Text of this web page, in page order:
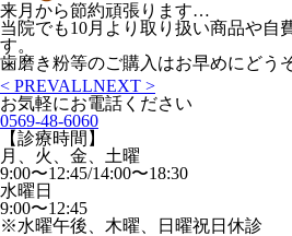
来月から節約頑張ります…
当院でも10月より取り扱い商品や自
す。
歯磨き粉等のご購入はお早めにどう
< PREVALLNEXT >
お気軽にお電話ください
0569-48-6060
【診療時間】
月、火、金、土曜
9:00〜12:45/14:00〜18:30
水曜日
9:00〜12:45
※水曜午後、木曜、日曜祝日休診